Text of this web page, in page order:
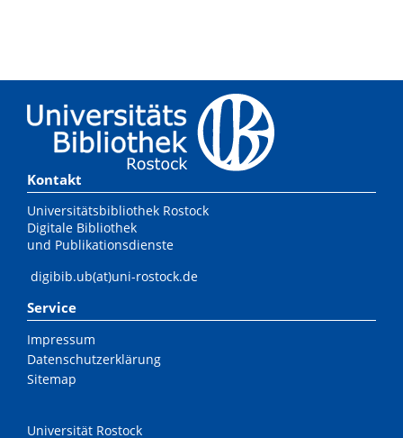
Kontakt
Universitätsbibliothek Rostock
Digitale Bibliothek
und Publikationsdienste
digibib.ub(at)uni-rostock.de
Service
Impressum
Datenschutzerklärung
Sitemap
Universität Rostock